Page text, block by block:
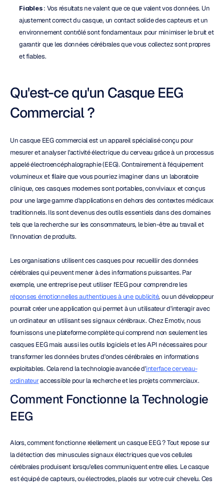
Fiables : Vos résultats ne valent que ce que valent vos données. Un
ajustement correct du casque, un contact solide des capteurs et un
environnement contrôlé sont fondamentaux pour minimiser le bruit et
garantir que les données cérébrales que vous collectez sont propres
et fiables.
Qu'est-ce qu'un Casque EEG
Commercial ?
Un casque EEG commercial est un appareil spécialisé conçu pour
mesurer et analyser l'activité électrique du cerveau grâce à un processus
appelé électroencéphalographie (EEG). Contrairement à l'équipement
volumineux et filaire que vous pourriez imaginer dans un laboratoire
clinique, ces casques modernes sont portables, conviviaux et conçus
pour une large gamme d'applications en dehors des contextes médicaux
traditionnels. Ils sont devenus des outils essentiels dans des domaines
tels que la recherche sur les consommateurs, le bien-être au travail et
l'innovation de produits.
Les organisations utilisent ces casques pour recueillir des données
cérébrales qui peuvent mener à des informations puissantes. Par
réponses émotionnelles authentiques à une publicité, ou un développeur
pourrait créer une application qui permet à un utilisateur d'interagir avec
un ordinateur en utilisant ses signaux cérébraux. Chez Emotiv, nous
fournissons une plateforme complète qui comprend non seulement les
casques EEG mais aussi les outils logiciels et les API nécessaires pour
transformer les données brutes d'ondes cérébrales en informations
exploitables. Cela rend la technologie avancée d'interface cerveau-
ordinateur accessible pour la recherche et les projets commerciaux.
Comment Fonctionne la Technologie
EEG
Alors, comment fonctionne réellement un casque EEG ? Tout repose sur
la détection des minuscules signaux électriques que vos cellules
cérébrales produisent lorsqu'elles communiquent entre elles. Le casque
est équipé de capteurs, ou électrodes, placés sur votre cuir chevelu. Ces